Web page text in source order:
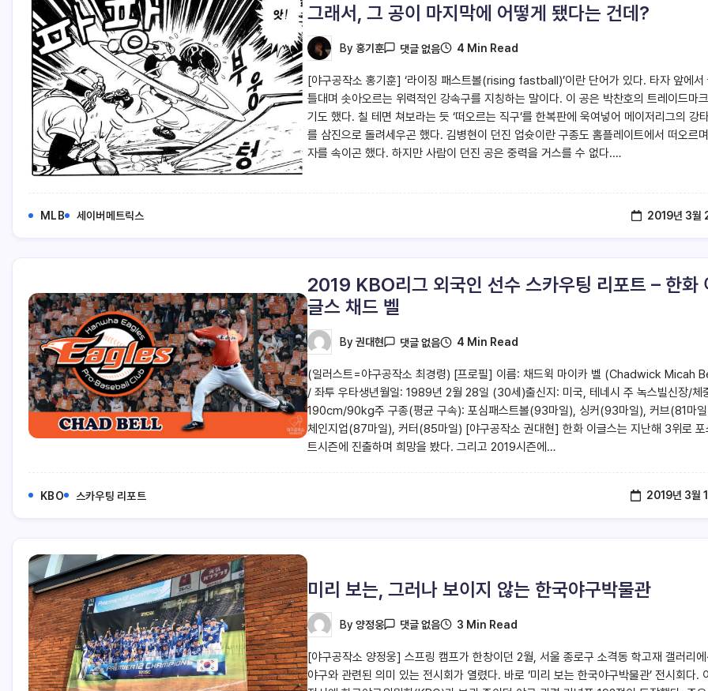
그래서, 그 공이 마지막에 어떻게 됐다는 건데?
By 홍기훈 댓글 없음 4 Min Read
[야구공작소 홍기훈] ‘라이징 패스트볼(rising fastball)’이란 단어가 있다. 타자 앞에서
틀대며 솟아오르는 위력적인 강속구를 지칭하는 말이다. 이 공은 박찬호의 트레이드마크
기도 했다. 칠 테면 쳐보라는 듯 ‘떠오르는 직구’를 한복판에 욱여넣어 메이저리그의 강
를 삼진으로 돌려세우곤 했다. 김병현이 던진 업슛이란 구종도 홈플레이트에서 떠오르
자를 속이곤 했다. 하지만 사람이 던진 공은 중력을 거스를 수 없다.…
MLB 세이버메트릭스 2019년 3월
2019 KBO리그 외국인 선수 스카우팅 리포트 – 한화
글스 채드 벨
By 권대현 댓글 없음 4 Min Read
(일러스트=야구공작소 최경령) [프로필] 이름: 채드윅 마이카 벨 (Chadwick Micah
/ 좌투 우타생년월일: 1989년 2월 28일 (30세)출신지: 미국, 테네시 주 녹스빌신장/체
190cm/90kg주 구종(평균 구속): 포심패스트볼(93마일), 싱커(93마일), 커브(81마
체인지업(87마일), 커터(85마일) [야구공작소 권대현] 한화 이글스는 지난해 3위로 포
트시즌에 진출하며 희망을 봤다. 그리고 2019시즌에…
KBO 스카우팅 리포트 2019년 3월
미리 보는, 그러나 보이지 않는 한국야구박물관
By 양정웅 댓글 없음 3 Min Read
[야구공작소 양정웅] 스프링 캠프가 한창이던 2월, 서울 종로구 소격동 학고재 갤러리에
야구와 관련된 의미 있는 전시회가 열렸다. 바로 ‘미리 보는 한국야구박물관’ 전시회다.